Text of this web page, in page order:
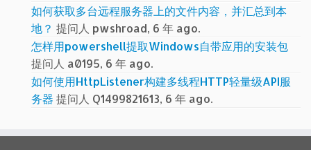
如何获取多台远程服务器上的文件内容，并汇总到本
地？ 提问人 pwshroad, 6 年 ago.
怎样用powershell提取Windows自带应用的安装包
提问人 a0195, 6 年 ago.
如何使用HttpListener构建多线程HTTP轻量级API服
务器 提问人 Q1499821613, 6 年 ago.